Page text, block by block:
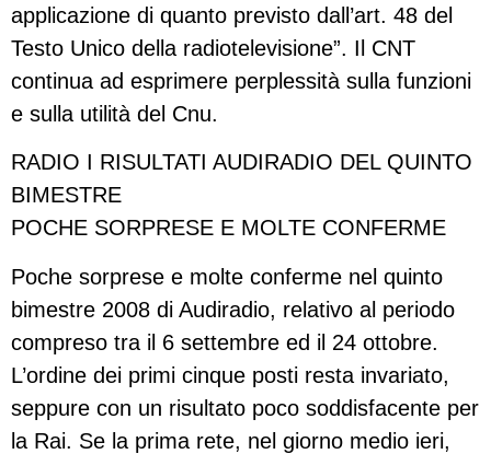
applicazione di quanto previsto dall’art. 48 del
Testo Unico della radiotelevisione”. Il CNT
continua ad esprimere perplessità sulla funzioni
e sulla utilità del Cnu.
RADIO I RISULTATI AUDIRADIO DEL QUINTO
BIMESTRE
POCHE SORPRESE E MOLTE CONFERME
Poche sorprese e molte conferme nel quinto
bimestre 2008 di Audiradio, relativo al periodo
compreso tra il 6 settembre ed il 24 ottobre.
L’ordine dei primi cinque posti resta invariato,
seppure con un risultato poco soddisfacente per
la Rai. Se la prima rete, nel giorno medio ieri,